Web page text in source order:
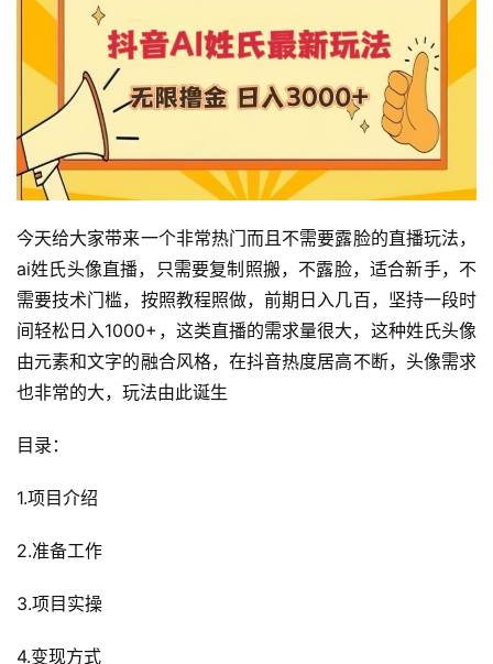
今天给大家带来一个非常热门而且不需要露脸的直播玩法，
ai姓氏头像直播，只需要复制照搬，不露脸，适合新手，不
需要技术门槛，按照教程照做，前期日入几百，坚持一段时
间轻松日入1000+，这类直播的需求量很大，这种姓氏头像
由元素和文字的融合风格，在抖音热度居高不断，头像需求
也非常的大，玩法由此诞生
目录：
1.项目介绍
2.准备工作
3.项目实操
4.变现方式